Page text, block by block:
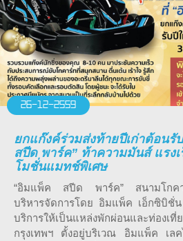
26-12-2559
ยกแก๊งค์ร่วมส่งท้ายปีเก่าต้อน
สปีด พาร์ค” ท้าความมันส์ แรง
โมชั่นแมทช์พิเศษ
“อิมแพ็ค สปีด พาร์ค” สนามโกคา
บริหารจัดการโดย อิมแพ็ค เอ็กซิบิชั่
บริการให้เป็นแหล่งพักผ่อนและท่องเที่
กรุงเทพฯ ตั้งอยู่บริเวณ อิมแพ็ค เล